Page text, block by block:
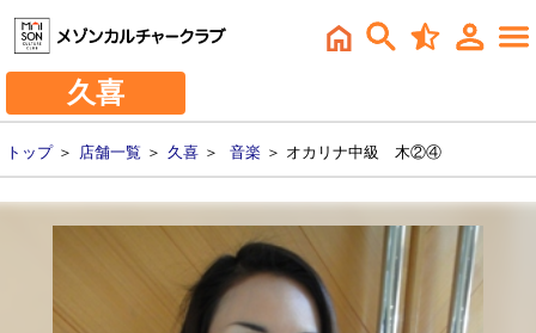
久喜
トップ＞ 店舗一覧 ＞ 久喜 ＞ 音楽 ＞ オカリナ中級 木②④